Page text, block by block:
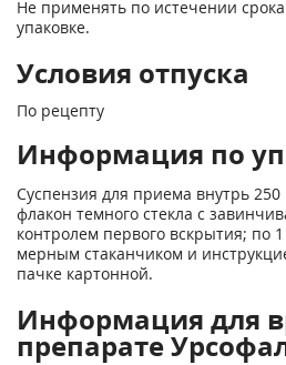
Не применять по истечении срока
упаковке.
Условия отпуска
По рецепту
Информация по
Суспензия для приема внутрь
флакон темного стекла с
контролем первого вскрытия; по
мерным стаканчиком и
пачке картонной.
Информация для
препарате